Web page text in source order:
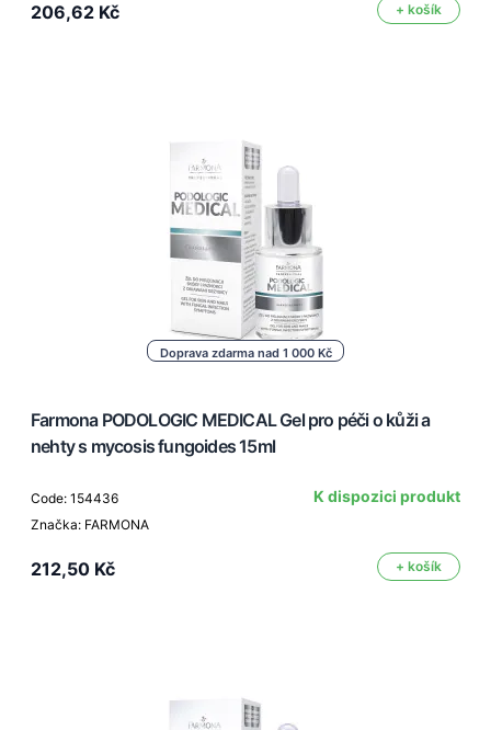
206,62 Kč + košík
Doprava zdarma nad 1 000 Kč
Farmona PODOLOGIC MEDICAL Gel pro péči o kůži a
nehty s mycosis fungoides 15ml
Code: 154436
Značka: FARMONA
K dispozici produkt
212,50 Kč + košík